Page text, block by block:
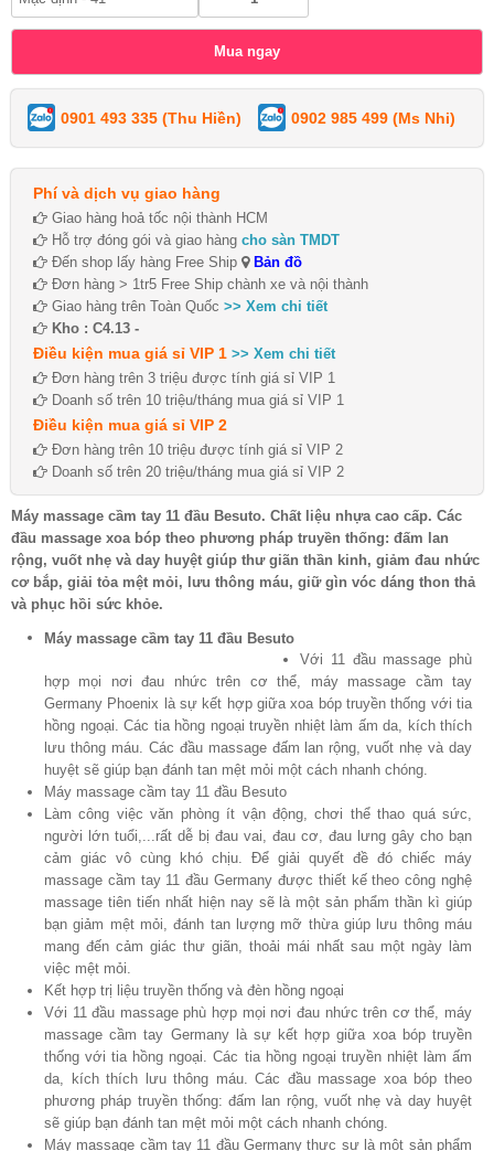
0901 493 335 (Thu Hiền) 0902 985 499 (Ms Nhi)
Phí và dịch vụ giao hàng
Giao hàng hoả tốc nội thành HCM
Hỗ trợ đóng gói và giao hàng cho sàn TMDT
Đến shop lấy hàng Free Ship
Bản đồ
Đơn hàng > 1tr5 Free Ship chành xe và nội thành
Giao hàng trên Toàn Quốc >> Xem chi tiết
Kho : C4.13 -
Điều kiện mua giá sỉ VIP 1 >> Xem chi tiết
Đơn hàng trên 3 triệu được tính giá sỉ VIP 1
Doanh số trên 10 triệu/tháng mua giá sỉ VIP 1
Điều kiện mua giá sỉ VIP 2
Đơn hàng trên 10 triệu được tính giá sỉ VIP 2
Doanh số trên 20 triệu/tháng mua giá sỉ VIP 2
Máy massage cầm tay 11 đầu Besuto. Chất liệu nhựa cao cấp. Các
đầu massage xoa bóp theo phương pháp truyền thống: đấm lan
rộng, vuốt nhẹ và day huyệt giúp thư giãn thần kinh, giảm đau nhức
cơ bắp, giải tỏa mệt mỏi, lưu thông máu, giữ gìn vóc dáng thon thả
và phục hồi sức khỏe.
Máy massage cầm tay 11 đầu Besuto
Với 11 đầu massage phù
hợp mọi nơi đau nhức trên cơ thể, máy massage cầm tay
Germany Phoenix là sự kết hợp giữa xoa bóp truyền thống với tia
hồng ngoại. Các tia hồng ngoại truyền nhiệt làm ấm da, kích thích
lưu thông máu. Các đầu massage đấm lan rộng, vuốt nhẹ và day
huyệt sẽ giúp bạn đánh tan mệt mỏi một cách nhanh chóng.
Máy massage cầm tay 11 đầu Besuto
Làm công việc văn phòng ít vận động, chơi thể thao quá sức,
người lớn tuổi,...rất dễ bị đau vai, đau cơ, đau lưng gây cho bạn
cảm giác vô cùng khó chịu. Để giải quyết đề đó chiếc máy
massage cầm tay 11 đầu Germany được thiết kế theo công nghệ
massage tiên tiến nhất hiện nay sẽ là một sản phẩm thần kì giúp
bạn giảm mệt mỏi, đánh tan lượng mỡ thừa giúp lưu thông máu
mang đến cảm giác thư giãn, thoải mái nhất sau một ngày làm
việc mệt mỏi.
Kết hợp trị liệu truyền thống và đèn hồng ngoại
Với 11 đầu massage phù hợp mọi nơi đau nhức trên cơ thể, máy
massage cầm tay Germany là sự kết hợp giữa xoa bóp truyền
thống với tia hồng ngoại. Các tia hồng ngoại truyền nhiệt làm ấm
da, kích thích lưu thông máu. Các đầu massage xoa bóp theo
phương pháp truyền thống: đấm lan rộng, vuốt nhẹ và day huyệt
sẽ giúp bạn đánh tan mệt mỏi một cách nhanh chóng.
Máy massage cầm tay 11 đầu Germany thực sự là một sản phẩm